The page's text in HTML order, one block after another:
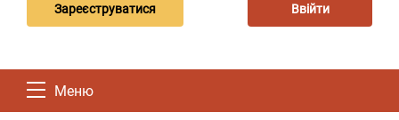
Зареєструватися Ввійти
Меню